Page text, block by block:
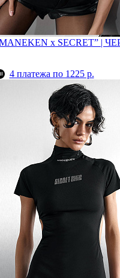
x SECRET” |
4 платежа по 1225 р.